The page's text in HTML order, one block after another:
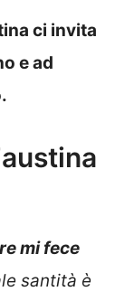
ci invita
e ad
mi fece
santità è